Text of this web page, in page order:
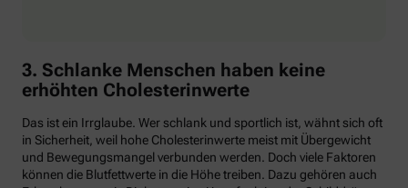
3. Schlanke Menschen haben keine
erhöhten Cholesterinwerte
Das ist ein Irrglaube. Wer schlank und sportlich ist, wähnt sich oft
in Sicherheit, weil hohe Cholesterinwerte meist mit Übergewicht
und Bewegungsmangel verbunden werden. Doch viele Faktoren
können die Blutfettwerte in die Höhe treiben. Dazu gehören auch